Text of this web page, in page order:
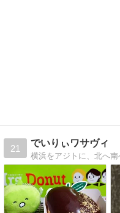
21
でいりぃワサヴィ